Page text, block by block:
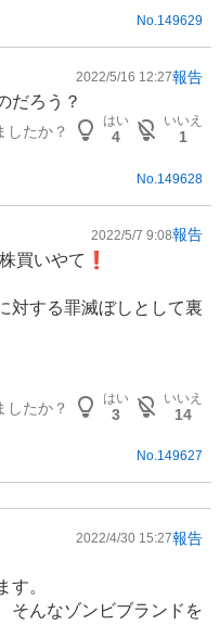
No.149629
2022/5/16 12:27報告
だろう？
したか？
はい
4
いいえ
1
No.149628
2022/5/7 9:08報告
買いやて❗️
対する罪滅ぼしとして裏
したか？
はい
3
いいえ
14
No.149627
2022/4/30 15:27報告
す。
そんなゾンビブランドを